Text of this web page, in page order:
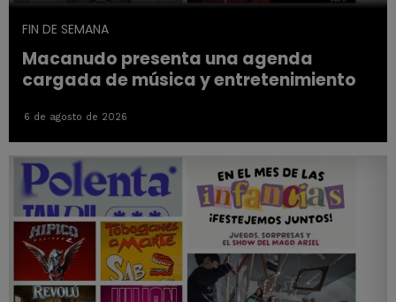
FIN DE SEMANA
Macanudo presenta una agenda
cargada de música y entretenimiento
6 de agosto de 2026